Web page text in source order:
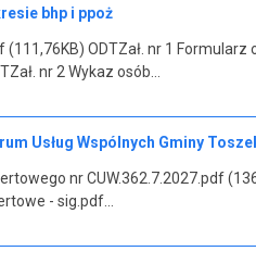
bhp i ppoż
ODTZał. nr 1
nr 2 Wykaz osób…
Usług Wspólnych Gminy
nr CUW.362.7.2027.pdf
- sig.pdf…